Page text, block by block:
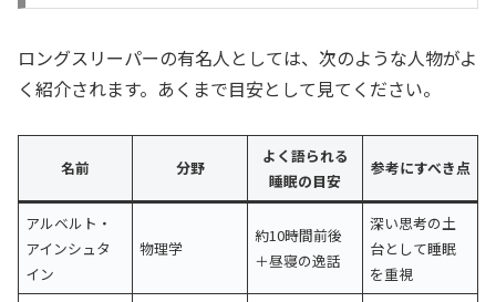
ロングスリーパーの有名人としては、次のような人物がよ
く紹介されます。あくまで目安として見てください。
名前 分野
よく語られる
睡眠の目安
参考にすべき点
アルベルト・
アインシュタ
イン
物理学
約10時間前後
＋昼寝の逸話
深い思考の土
台として睡眠
を重視